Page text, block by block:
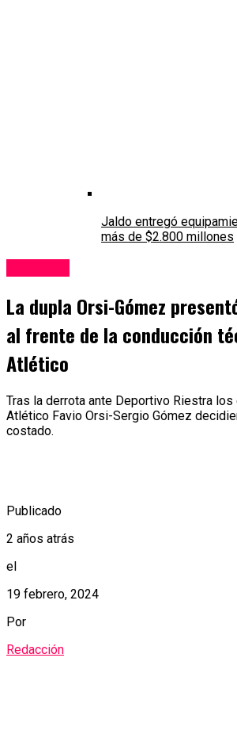
Jaldo entregó
más de $2.800 millones
La dupla Orsi-Gómez
al frente de la conducción
Atlético
Tras la derrota ante Deportivo Riestra
Atlético Favio Orsi-Sergio Gómez
costado.
Publicado
2 años atrás
el
19 febrero, 2024
Por
Redacción